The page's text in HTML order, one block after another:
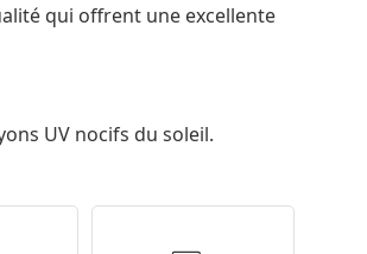
qui offrent une excellente
UV nocifs du soleil.